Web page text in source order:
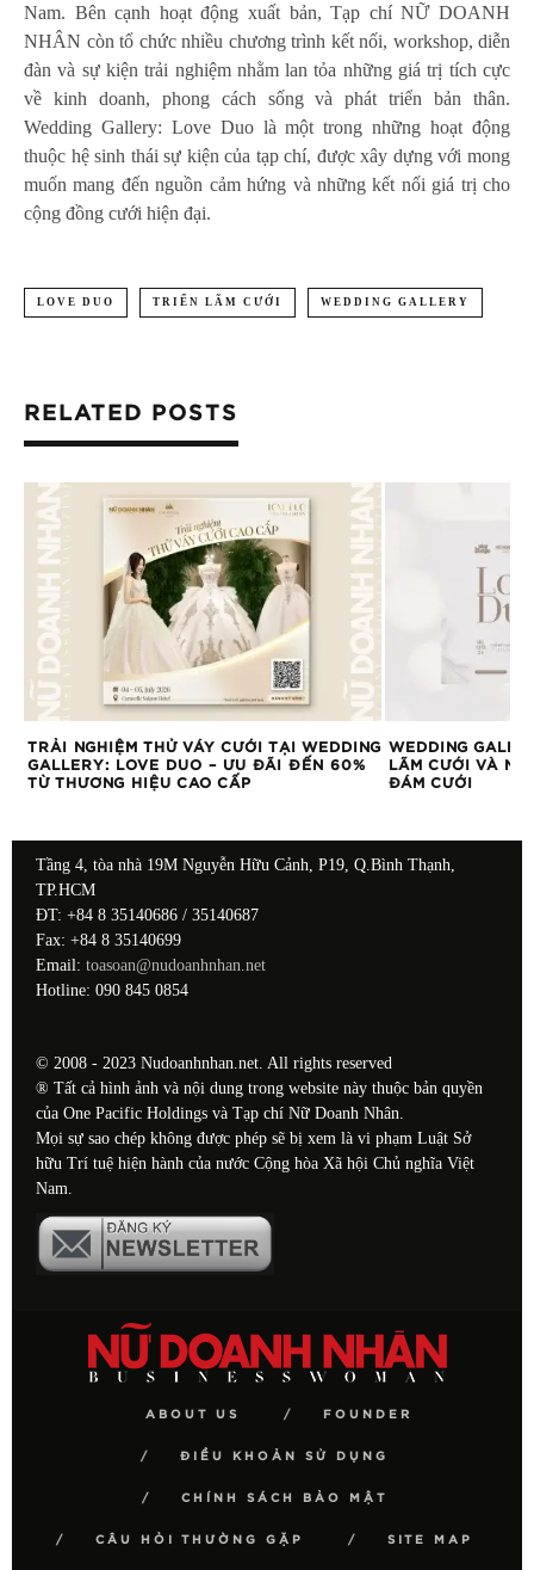
Nam. Bên cạnh hoạt động xuất bản, Tạp chí NỮ DOANH
NHÂN còn tổ chức nhiều chương trình kết nối, workshop, diễn
đàn và sự kiện trải nghiệm nhằm lan tỏa những giá trị tích cực
về kinh doanh, phong cách sống và phát triển bản thân.
Wedding Gallery: Love Duo là một trong những hoạt động
thuộc hệ sinh thái sự kiện của tạp chí, được xây dựng với mong
muốn mang đến nguồn cảm hứng và những kết nối giá trị cho
cộng đồng cưới hiện đại.
LOVE DUO TRIỂN LÃM CƯỚI WEDDING GALLERY
RELATED POSTS
TRẢI NGHIỆM THỬ VÁY CƯỚI TẠI WEDDING
GALLERY: LOVE DUO – ƯU ĐÃI ĐẾN 60%
TỪ THƯƠNG HIỆU CAO CẤP
WEDDING
LÃM CƯỚI VÀ
ĐÁM CƯỚI
Tầng 4, tòa nhà 19M Nguyễn Hữu Cảnh, P19, Q.Bình Thạnh,
TP.HCM
ĐT: +84 8 35140686 / 35140687
Fax: +84 8 35140699
Email: toasoan@nudoanhnhan.net
Hotline: 090 845 0854
© 2008 - 2023 Nudoanhnhan.net. All rights reserved
® Tất cả hình ảnh và nội dung trong website này thuộc bản quyền
của One Pacific Holdings và Tạp chí Nữ Doanh Nhân.
Mọi sự sao chép không được phép sẽ bị xem là vi phạm Luật Sở
hữu Trí tuệ hiện hành của nước Cộng hòa Xã hội Chủ nghĩa Việt
Nam.
ABOUT US FOUNDER
ĐIỀU KHOẢN SỬ DỤNG
CHÍNH SÁCH BẢO MẬT
CÂU HỎI THƯỜNG GẶP SITE MAP